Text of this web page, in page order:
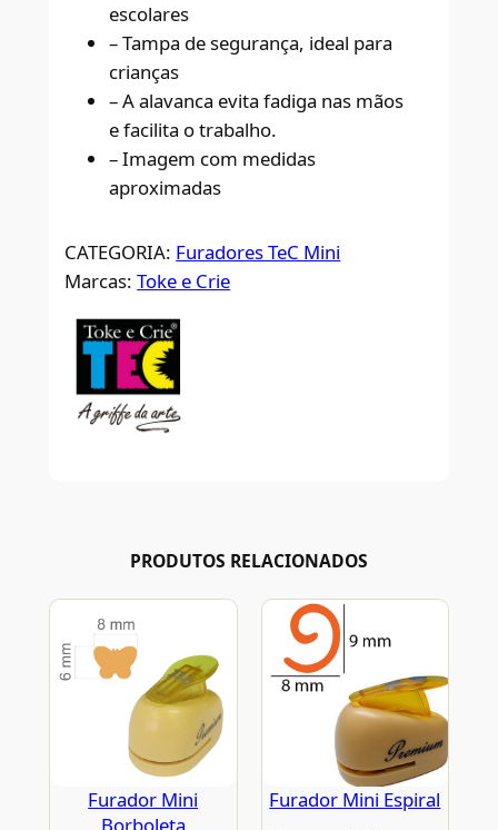
escolares
– Tampa de segurança, ideal para
crianças
– A alavanca evita fadiga nas mãos
e facilita o trabalho.
– Imagem com medidas
aproximadas
CATEGORIA: Furadores TeC Mini
Marcas:Toke e Crie
PRODUTOS RELACIONADOS
Furador Mini
Borboleta
Furador Mini Espiral